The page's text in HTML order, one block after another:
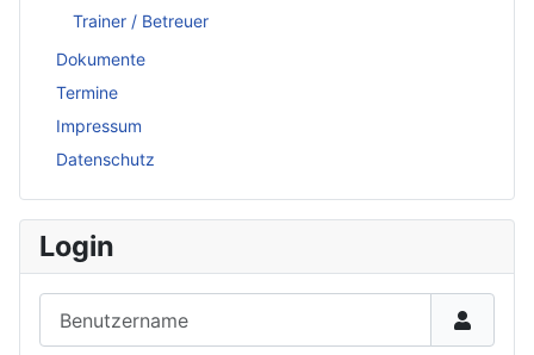
Trainer / Betreuer
Dokumente
Termine
Impressum
Datenschutz
Login